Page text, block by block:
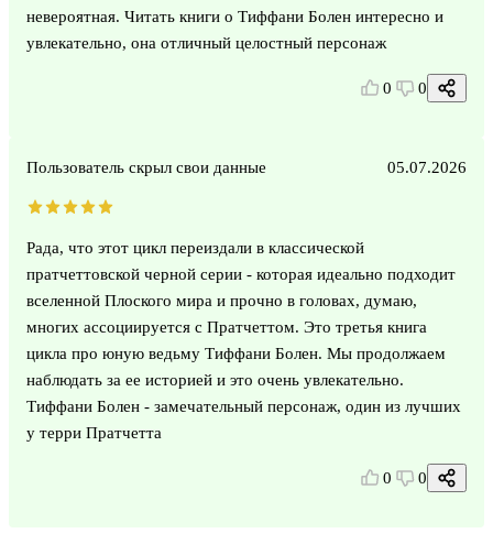
невероятная. Читать книги о Тиффани Болен интересно и
увлекательно, она отличный целостный персонаж
0 0
Пользователь скрыл свои данные 05.07.2026
Рада, что этот цикл переиздали в классической
пратчеттовской черной серии - которая идеально подходит
вселенной Плоского мира и прочно в головах, думаю,
многих ассоциируется с Пратчеттом. Это третья книга
цикла про юную ведьму Тиффани Болен. Мы продолжаем
наблюдать за ее историей и это очень увлекательно.
Тиффани Болен - замечательный персонаж, один из лучших
у терри Пратчетта
0 0